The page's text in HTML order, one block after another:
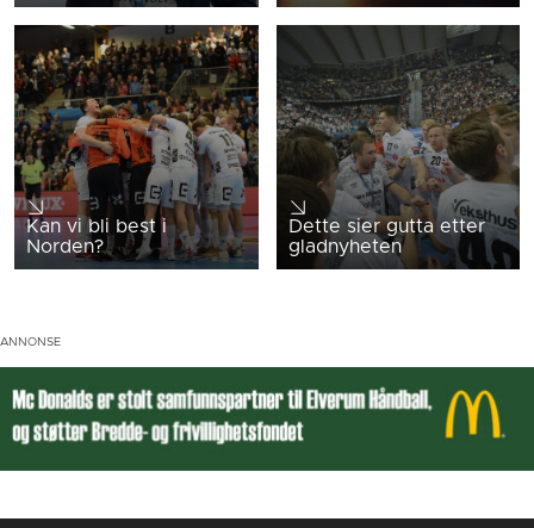
Kan vi bli best i
Norden?
Dette sier gutta etter
gladnyheten